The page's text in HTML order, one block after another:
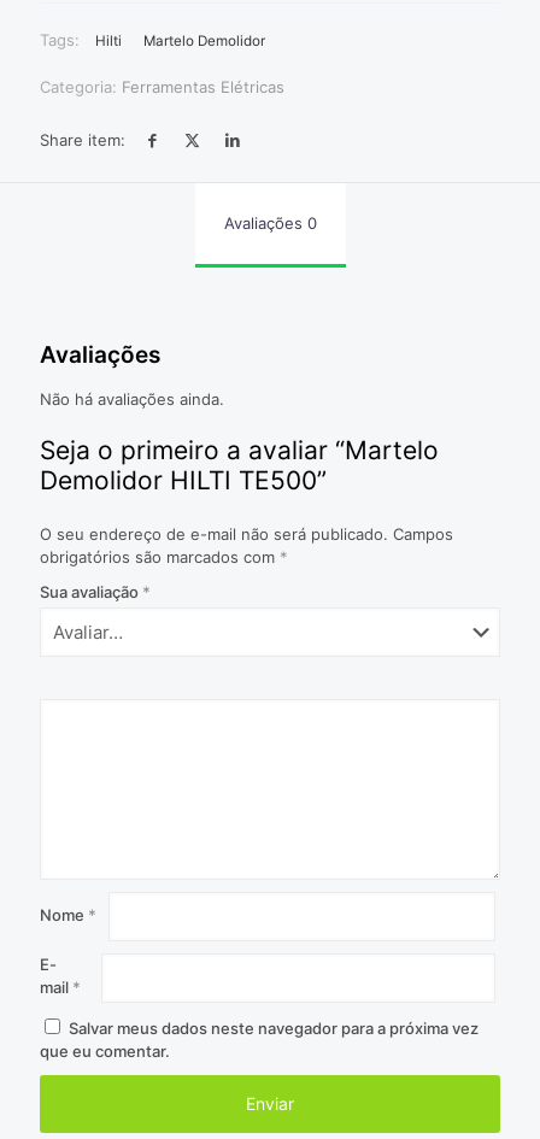
Tags: Hilti Martelo Demolidor
Categoria: Ferramentas Elétricas
Share item:
Avaliações 0
Avaliações
Não há avaliações ainda.
Seja o primeiro a avaliar “Martelo
Demolidor HILTI TE500”
O seu endereço de e-mail não será publicado. Campos
obrigatórios são marcados com *
Sua avaliação *
Nome *
E-
mail *
Salvar meus dados neste navegador para a próxima vez
que eu comentar.